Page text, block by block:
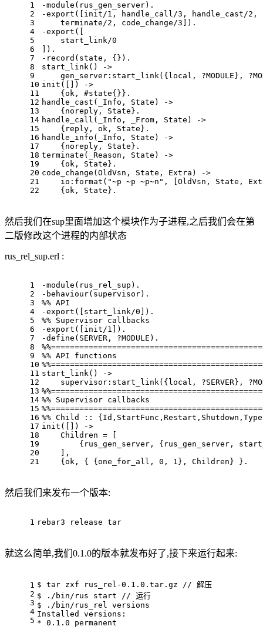
1
2
3
4
5
6
7
8
9
10
11
12
13
14
15
16
17
18
19
20
21
22
-module(rus_gen_server).
-export([init/1, handle_call/3, handle_cast/2,
    terminate/2, code_change/3]).
-export([
    start_link/0
]).
-record(state, {}).
start_link() ->
gen_server:start_link({local, ?MODULE},
init([]) ->
    {ok, #state{}}.
handle_cast(_Info, State) ->
    {noreply, State}.
handle_call(_Info, _From, State) ->
    {reply, ok, State}.
handle_info(_Info, State) ->
    {noreply, State}.
terminate(_Reason, State) ->
    {ok, State}.
code_change(OldVsn, State, Extra) ->
io:format("~p ~p ~p~n", [OldVsn, State,
    {ok, State}.
然后我们在sup里面增加这个模块作为子进程,之后我们会在第
二版修改这个进程的内部状态
rus_rel_sup.erl :
1
2
3
4
5
6
7
8
9
10
11
12
13
14
15
16
17
18
19
20
21
-module(rus_rel_sup).
-behaviour(supervisor).
%% API
-export([start_link/0]).
%% Supervisor callbacks
-export([init/1]).
-define(SERVER, ?MODULE).
%% API functions
start_link() ->
supervisor:start_link({local, ?SERVER},
%% Supervisor callbacks
%% Child ::
init([]) ->
    Children = [
{rus_gen_server, {rus_gen_server,
    ],
    {ok, { {one_for_all, 0, 1}, Children} }.
然后我们来发布一个版本:
1 rebar3 release tar
就这么简单,我们0.1.0的版本就发布好了,接下来运行起来:
1
2
3
4
5
$ tar zxf rus_rel-0.1.0.tar.gz // 解压
$ ./bin/rus start // 运行
$ ./bin/rus_rel versions
Installed versions:
* 0.1.0	permanent